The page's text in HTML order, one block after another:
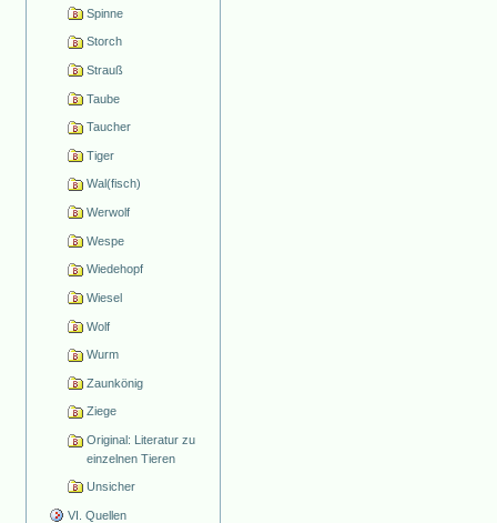
Spinne
Storch
Strauß
Taube
Taucher
Tiger
Wal(fisch)
Werwolf
Wespe
Wiedehopf
Wiesel
Wolf
Wurm
Zaunkönig
Ziege
Original: Literatur zu
einzelnen Tieren
Unsicher
VI. Quellen